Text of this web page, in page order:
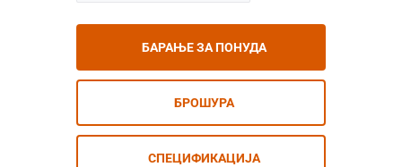
БАРАЊЕ ЗА ПОНУДА
БРОШУРА
СПЕЦИФИКАЦИЈА